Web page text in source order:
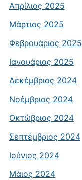
Απρίλιος 2025
Μάρτιος 2025
Φεβρουάριος 2025
Ιανουάριος 2025
Δεκέμβριος 2024
Νοέμβριος 2024
Οκτώβριος 2024
Σεπτέμβριος 2024
Ιούνιος 2024
Μάιος 2024